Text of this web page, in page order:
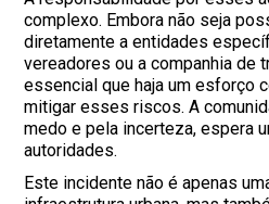
complexo. Embora não seja
diretamente a entidades
vereadores ou a companhia de
essencial que haja um esforço
mitigar esses riscos. A
medo e pela incerteza, espera
autoridades.
Este incidente não é apenas